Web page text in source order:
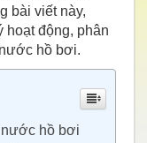
bài viết này,
hoạt động, phân
hồ bơi.
nước hồ bơi